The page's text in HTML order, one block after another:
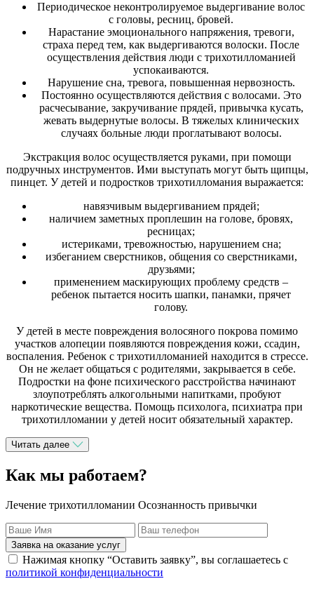
Периодическое неконтролируемое выдергивание волос
с головы, ресниц, бровей.
Нарастание эмоционального напряжения, тревоги,
страха перед тем, как выдергиваются волоски. После
осуществления действия люди с трихотилломанией
успокаиваются.
Нарушение сна, тревога, повышенная нервозность.
Постоянно осуществляются действия с волосами. Это
расчесывание, закручивание прядей, привычка кусать,
жевать выдернутые волосы. В тяжелых клинических
случаях больные люди проглатывают волосы.
Экстракция волос осуществляется руками, при помощи
подручных инструментов. Ими выступать могут быть щипцы,
пинцет. У детей и подростков трихотилломания выражается:
навязчивым выдергиванием прядей;
наличием заметных проплешин на голове, бровях,
ресницах;
истериками, тревожностью, нарушением сна;
избеганием сверстников, общения со сверстниками,
друзьями;
применением маскирующих проблему средств –
ребенок пытается носить шапки, панамки, прячет
голову.
У детей в месте повреждения волосяного покрова помимо
участков алопеции появляются повреждения кожи, ссадин,
воспаления. Ребенок с трихотилломанией находится в стрессе.
Он не желает общаться с родителями, закрывается в себе.
Подростки на фоне психического расстройства начинают
злоупотреблять алкогольными напитками, пробуют
наркотические вещества. Помощь психолога, психиатра при
трихотилломании у детей носит обязательный характер.
Читать далее
Как мы работаем?
Лечение трихотилломании Осознанность привычки
Заявка на оказание услуг
Нажимая кнопку “Оставить заявку”, вы соглашаетесь с
политикой конфиденциальности